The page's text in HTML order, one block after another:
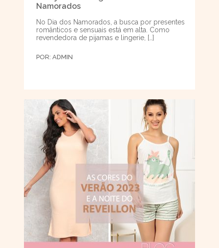
Namorados
No Dia dos Namorados, a busca por presentes
românticos e sensuais está em alta. Como
revendedora de pijamas e lingerie, […]
POR: ADMIN